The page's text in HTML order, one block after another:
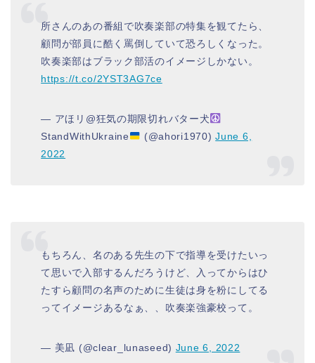
所さんのあの番組で吹奏楽部の特集を観てたら、
顧問が部員に酷く罵倒していて恐ろしくなった。
吹奏楽部はブラック部活のイメージしかない。
https://t.co/2YST3AG7ce
— アほリ@狂気の期限切れバター犬
StandWithUkraine
(@ahori1970)June 6,
2022
もちろん、名のある先生の下で指導を受けたいっ
て思いで入部するんだろうけど、入ってからはひ
たすら顧問の名声のために生徒は身を粉にしてる
ってイメージあるなぁ、、吹奏楽強豪校って。
— 美凪 (@clear_lunaseed) June 6, 2022